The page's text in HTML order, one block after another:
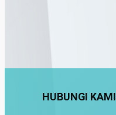
HUBUNGI KAMI